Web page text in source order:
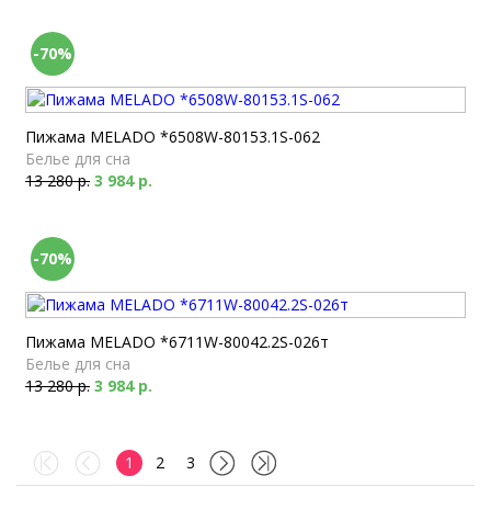
-70%
Пижама MELADO *6508W-80153.1S-062
Белье для сна
13 280 р. 3 984 р.
-70%
Пижама MELADO *6711W-80042.2S-026т
Белье для сна
13 280 р. 3 984 р.
1 2 3